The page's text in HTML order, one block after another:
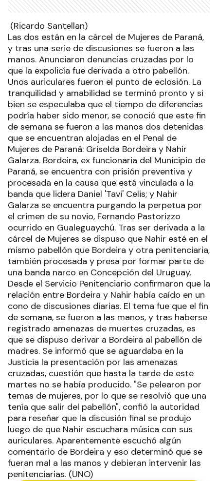
(Ricardo Santellan)
Las dos están en la cárcel de Mujeres de Paraná,
y tras una serie de discusiones se fueron a las
manos. Anunciaron denuncias cruzadas por lo
que la expolicía fue derivada a otro pabellón.
Unos auriculares fueron el punto de eclosión. La
tranquilidad y amabilidad se terminó pronto y si
bien se especulaba que el tiempo de diferencias
podría haber sido menor, se conoció que este fin
de semana se fueron a las manos dos detenidas
que se encuentran alojadas en el Penal de
Mujeres de Paraná: Griselda Bordeira y Nahir
Galarza. Bordeira, ex funcionaria del Municipio de
Paraná, se encuentra con prisión preventiva y
procesada en la causa que está vinculada a la
banda que lidera Daniel 'Tavi' Celis; y Nahir
Galarza se encuentra purgando la perpetua por
el crimen de su novio, Fernando Pastorizzo
ocurrido en Gualeguaychú. Tras ser derivada a la
cárcel de Mujeres se dispuso que Nahir esté en el
mismo pabellón que Bordeira y otra penitenciaria,
también procesada y presa por formar parte de
una banda narco en Concepción del Uruguay.
Desde el Servicio Penitenciario confirmaron que la
relación entre Bordeira y Nahir había caído en un
cono de discusiones diarias. El tema fue que el fin
de semana, se fueron a las manos, y tras haberse
registrado amenazas de muertes cruzadas, es
que se dispuso derivar a Bordeira al pabellón de
madres. Se informó que se aguardaba en la
Justicia la presentación por las amenazas
cruzadas, cuestión que hasta la tarde de este
martes no se había producido. "Se pelearon por
temas de mujeres, por lo que se resolvió que una
tenía que salir del pabellón", confió la autoridad
para reseñar que la discusión final se produjo
luego de que Nahir escuchara música con sus
auriculares. Aparentemente escuchó algún
comentario de Bordeira y eso determinó que se
fueran mal a las manos y debieran intervenir las
penitenciarias. (UNO)